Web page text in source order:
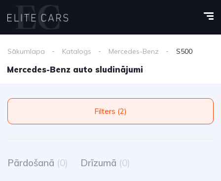
Sākumlapa Katalogs Mercedes-Benz S500
Mercedes-Benz auto sludinājumi
Filters (2)
Pārdošanā (0) Drīzumā (0)